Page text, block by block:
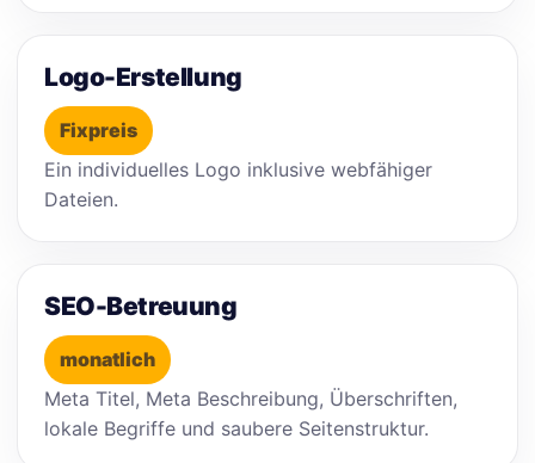
Logo-Erstellung
Fixpreis
Ein individuelles Logo inklusive webfähiger
Dateien.
SEO-Betreuung
monatlich
Meta Titel, Meta Beschreibung, Überschriften,
lokale Begriffe und saubere Seitenstruktur.